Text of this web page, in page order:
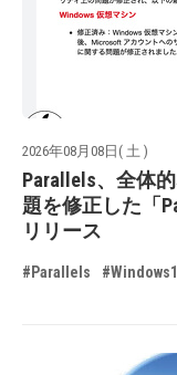
2026年08月08日( 土 )
Parallels、全体
題を修正した「
リリース
#Parallels